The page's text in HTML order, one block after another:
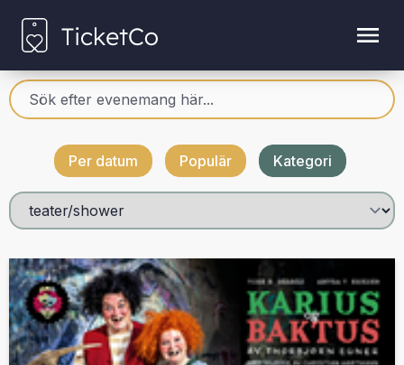
Per datum Populär Kategori